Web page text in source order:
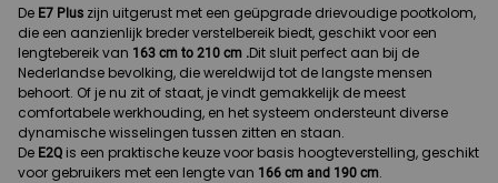
De E7 Plus zijn uitgerust met een geüpgrade drievoudige pootkolom,
die een aanzienlijk breder verstelbereik biedt, geschikt voor een
lengtebereik van 163 cm to 210 cm .Dit sluit perfect aan bij de
Nederlandse bevolking, die wereldwijd tot de langste mensen
behoort. Of je nu zit of staat, je vindt gemakkelijk de meest
comfortabele werkhouding, en het systeem ondersteunt diverse
dynamische wisselingen tussen zitten en staan.
De E2Q is een praktische keuze voor basis hoogteverstelling, geschikt
voor gebruikers met een lengte van 166 cm and 190 cm.